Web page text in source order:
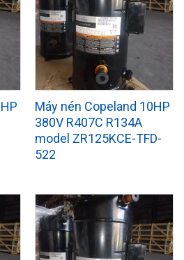
Máy nén Copeland 10HP
380V R407C R134A
model ZR125KCE-TFD-
522